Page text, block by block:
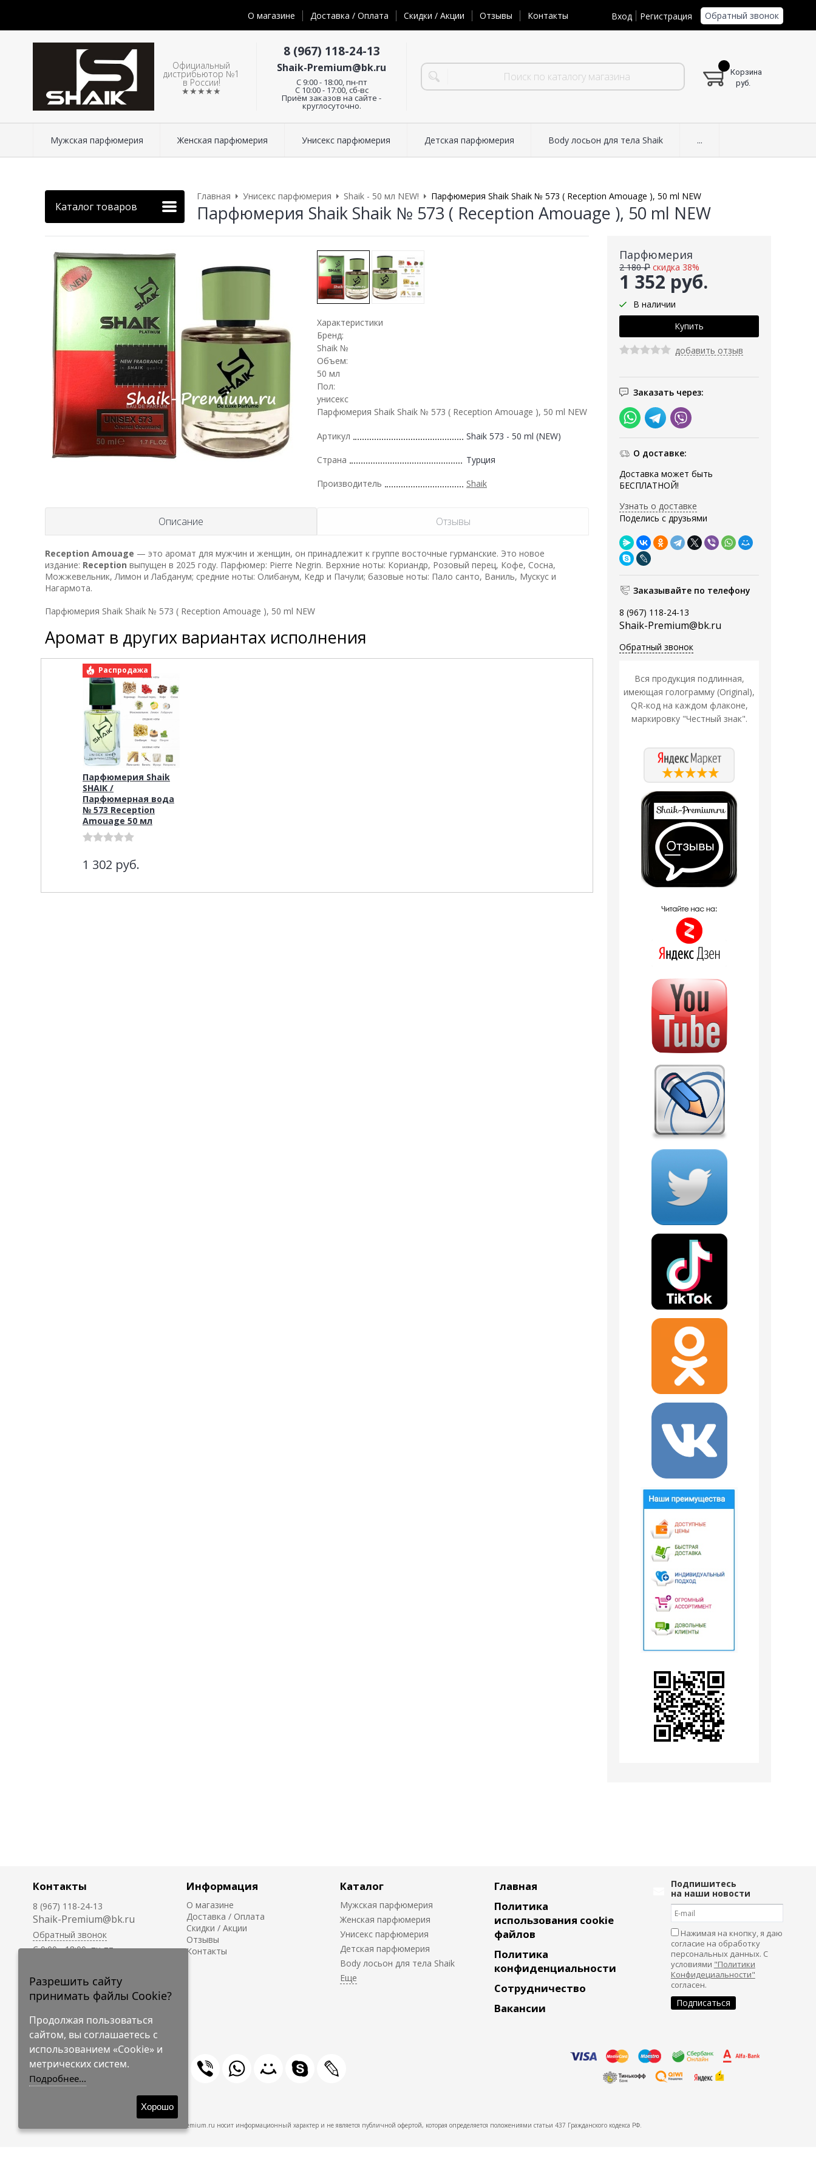
О магазине Доставка / Оплата Скидки / Акции Отзывы Контакты Вход Регистрация Обратный звонок
Официальный
дистрибьютор №1
в России!
★★★★★
8 (967) 118-24-13
Shaik-Premium@bk.ru
C 9:00 - 18:00, пн-пт
С 10:00 - 17:00, сб-вс
Приём заказов на сайте -
круглосуточно.
Корзина
руб.
Мужская парфюмерия Женская парфюмерия Унисекс парфюмерия Детская парфюмерия Body лосьон для тела Shaik ...
Каталог товаров
Главная Унисекс парфюмерия Shaik - 50 мл NEW! Парфюмерия Shaik Shaik № 573 ( Reception Amouage ), 50 ml NEW
Парфюмерия Shaik Shaik № 573 ( Reception Amouage ), 50 ml NEW
Парфюмерия
1 352 руб.
2 180 ₽ скидка 38%
В наличии
добавить отзыв
Заказать через:
О доставке:
Доставка может быть
БЕСПЛАТНОЙ!
Узнать о доставке
Поделись с друзьями
Заказывайте по телефону
8 (967) 118-24-13
Shaik-Premium@bk.ru
Обратный звонок
Вся продукция подлинная,
имеющая голограмму (Original),
QR-код на каждом флаконе,
маркировку "Честный знак".
Характеристики
Бренд:
Shaik №
Объем:
50 мл
Пол:
унисекс
Парфюмерия Shaik Shaik № 573 ( Reception Amouage ), 50 ml NEW
Артикул Shaik 573 - 50 ml (NEW)
Страна Турция
Производитель Shaik
Описание Отзывы
Reception Amouage — это аромат для мужчин и женщин, он принадлежит к группе восточные гурманские. Это новое
издание: Reception выпущен в 2025 году. Парфюмер: Pierre Negrin. Верхние ноты: Кориандр, Розовый перец, Кофе, Сосна,
Можжевельник, Лимон и Лабданум; средние ноты: Олибанум, Кедр и Пачули; базовые ноты: Пало санто, Ваниль, Мускус и
Нагармота.
Парфюмерия Shaik Shaik № 573 ( Reception Amouage ), 50 ml NEW
Аромат в других вариантах исполнения
Распродажа
Парфюмерия Shaik
SHAIK /
Парфюмерная вода
№ 573 Reception
Amouage 50 мл
1 302 руб.
Контакты
8 (967) 118-24-13
Shaik-Premium@bk.ru
Обратный звонок
C 9:00 - 18:00, пн-пт
круглосуточно.
Информация
О магазине
Доставка / Оплата
Скидки / Акции
Отзывы
Контакты
Каталог
Мужская парфюмерия
Женская парфюмерия
Унисекс парфюмерия
Детская парфюмерия
Body лосьон для тела Shaik
Главная
Политика
использования cookie
файлов
Политика
конфиденциальности
Сотрудничество
Вакансии
Подпишитесь
на наши новости
Нажимая на кнопку, я даю
согласие на обработку
персональных данных. С
условиями "Политики
Конфидециальности"
согласен.
© 2009-2026 Shaik-Premium
Shaik-Premium.ru носит информационный характер и не является публичной офертой, которая определяется положениями статьи 437 Гражданского кодекса РФ.
Разрешить сайту
принимать файлы Cookie?
Продолжая пользоваться
сайтом, вы соглашаетесь с
использованием «Cookie» и
метрических систем.
Подробнее...
Хорошо